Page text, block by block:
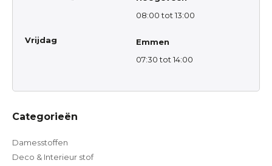
08:00 tot 13:00
Vrijdag
Emmen
07:30 tot 14:00
Categorieën
Damesstoffen
Deco & Interieur stof